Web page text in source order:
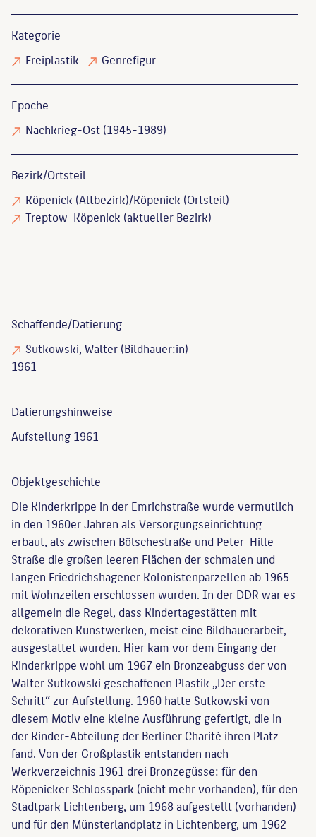
Kategorie
Freiplastik
Genrefigur
Epoche
Nachkrieg-Ost (1945-1989)
Bezirk/Ortsteil
Köpenick (Altbezirk)/Köpenick (Ortsteil)
Treptow-Köpenick (aktueller Bezirk)
Schaffende/Datierung
Sutkowski, Walter(Bildhauer:in)
1961
Datierungs­hinweise
Aufstellung 1961
Objekt­geschichte
Die Kinderkrippe in der Emrichstraße wurde vermutlich
in den 1960er Jahren als Versorgungseinrichtung
erbaut, als zwischen Bölschestraße und Peter-Hille-
Straße die großen leeren Flächen der schmalen und
langen Friedrichshagener Kolonistenparzellen ab 1965
mit Wohnzeilen erschlossen wurden. In der DDR war es
allgemein die Regel, dass Kindertagestätten mit
dekorativen Kunstwerken, meist eine Bildhauerarbeit,
ausgestattet wurden. Hier kam vor dem Eingang der
Kinderkrippe wohl um 1967 ein Bronzeabguss der von
Walter Sutkowski geschaffenen Plastik „Der erste
Schritt“ zur Aufstellung. 1960 hatte Sutkowski von
diesem Motiv eine kleine Ausführung gefertigt, die in
der Kinder-Abteilung der Berliner Charité ihren Platz
fand. Von der Großplastik entstanden nach
Werkverzeichnis 1961 drei Bronzegüsse: für den
Köpenicker Schlosspark (nicht mehr vorhanden), für den
Stadtpark Lichtenberg, um 1968 aufgestellt (vorhanden)
und für den Münsterlandplatz in Lichtenberg, um 1962